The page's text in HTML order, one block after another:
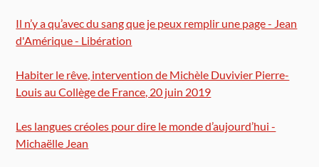
Il n’y a qu’avec du sang que je peux remplir une page - Jean
d'Amérique - Libération
Habiter le rêve, intervention de Michèle Duvivier Pierre-
Louis au Collège de France, 20 juin 2019
Les langues créoles pour dire le monde d’aujourd’hui -
Michaëlle Jean